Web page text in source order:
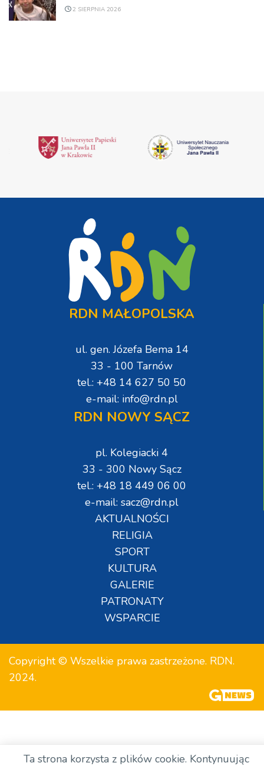
2 SIERPNIA 2026
RDN MAŁOPOLSKA
ul. gen. Józefa Bema 14
33 - 100 Tarnów
tel.: +48 14 627 50 50
e-mail: info@rdn.pl
RDN NOWY SĄCZ
pl. Kolegiacki 4
33 - 300 Nowy Sącz
tel.: +48 18 449 06 00
e-mail: sacz@rdn.pl
AKTUALNOŚCI
RELIGIA
SPORT
KULTURA
GALERIE
PATRONATY
WSPARCIE
Copyright © Wszelkie prawa zastrzeżone. RDN.
2024.
Ta strona korzysta z plików cookie. Kontynuując